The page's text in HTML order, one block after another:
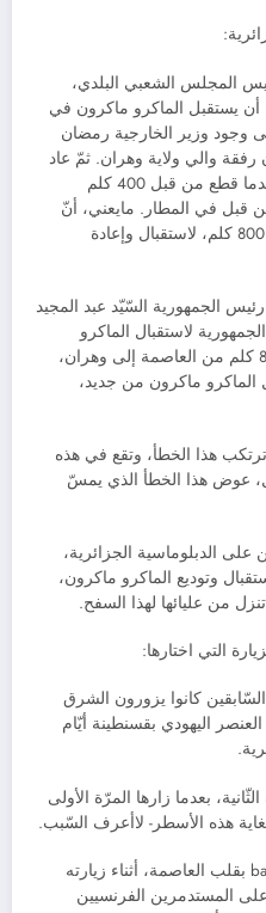
المجلس الشعبي البلدي،
أن يستقبل الماكرو ماكرون في
وجود وزير الخارجية رمضان
رفقة والي ولاية وهران. ثمّ عاد
للعاصمة يقطع 400 كلم ليودّعه، بعدما قطع من قبل 400 كلم
قبل في المطار. مايعني، أنّ
رمضان عمامرة قطع في المجموع 800 كلم، لاستقبال وإعادة
الجمهورية السّيّد عبد المجيد
لاستقبال الماكرو
ماكرون. لماذا إذن قطع مسافة 800 كلم من العاصمة إلى وهران،
الماكرو ماكرون من جديد،
هذا الخطأ، وتقع في هذه
عوض هذا الخطأ الذي يمسّ
على الدبلوماسية الجزائرية،
وتوديع الماكرو ماكرون،
من عليائها لهذا السفح.
التي اختارها:
كانوا يزورون الشرق
اليهودي بقسنطينة أيّام
بعدما زارها المرّة الأولى
هذه الأسطر- لاأعرف السّبب.
وزار الماكرو ماكرون مقهى bar milk بقلب العاصمة، أثناء زيارته
2017، ليترحم على المستدمرين الفرنسيين